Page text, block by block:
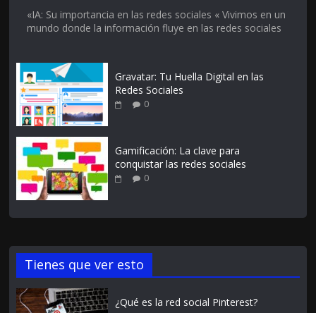
«IA: Su importancia en las redes sociales « Vivimos en un
mundo donde la información fluye en las redes sociales
Gravatar: Tu Huella Digital en las
Redes Sociales
0
Gamificación: La clave para
conquistar las redes sociales
0
Tienes que ver esto
¿Qué es la red social Pinterest?